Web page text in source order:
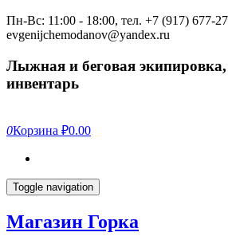
Пн-Вс: 11:00 - 18:00, тел. +7 (917) 677-
evgenijchemodanov@yandex.ru
Лыжная и беговая экипировка,
инвентарь
0Корзина ₽0.00
Toggle navigation
Магазин Горка